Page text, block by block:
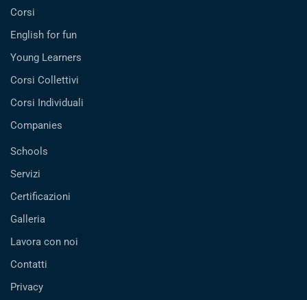
Corsi
English for fun
Young Learners
Corsi Collettivi
Corsi Individuali
Companies
Schools
Servizi
Certificazioni
Galleria
Lavora con noi
Contatti
Privacy